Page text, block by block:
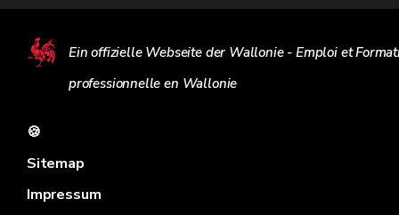
Ein offizielle Webseite der Wallonie - Emploi et
professionnelle en Wallonie
🍪
Sitemap
Impressum